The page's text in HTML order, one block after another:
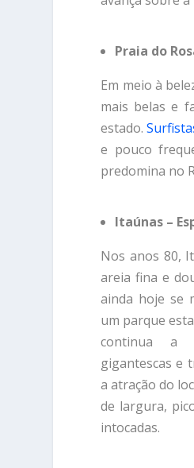
Praia do
Em meio à
mais belas e
estado.
e pouco
predomina no
Itaúnas –
Nos anos 80,
areia fina e
ainda hoje se
um parque
continua a
gigantescas e
a atração do
de largura,
intocadas.